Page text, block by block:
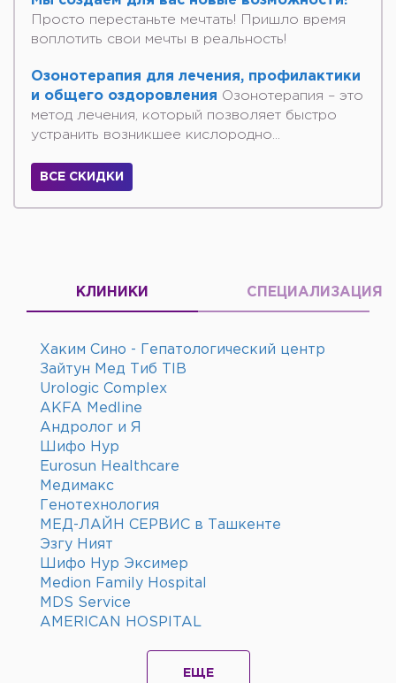
Просто перестаньте мечтать! Пришло время
воплотить свои мечты в реальность!
Озонотерапия для лечения, профилактики
и общего оздоровления Озонотерапия – это
метод лечения, который позволяет быстро
устранить возникшее кислородно...
ВСЕ СКИДКИ
КЛИНИКИ СПЕЦИАЛИЗАЦИЯ
Хаким Сино - Гепатологический центр
Зайтун Мед Тиб TIB
Urologic Complex
AKFA Medline
Андролог и Я
Шифо Нур
Eurosun Healthcare
Медимакс
Генотехнология
МЕД-ЛАЙН СЕРВИС в Ташкенте
Эзгу Ният
Шифо Нур Эксимер
Medion Family Hospital
MDS Service
AMERICAN HOSPITAL
ЕЩЕ